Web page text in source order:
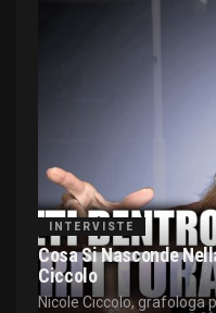
INTERVISTE
Cosa Si Nasconde
Ciccolo
Nicole Ciccolo, grafologa